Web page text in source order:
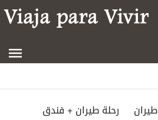
رحلة طيران + فندق